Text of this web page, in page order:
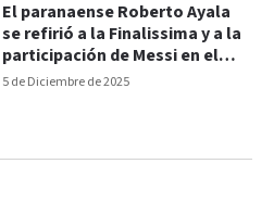
5 de Diciembre de 2025
El paranaense Roberto Ayala
se refirió a la Finalissima y a la
participación de Messi en el
Mundial: “Dependerá de él”